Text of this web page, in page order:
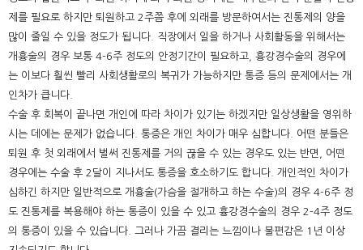
제를 필요로 하지만 퇴원하고 2주쯤 후에 외래를 방문하여서는 진통제의 양을
많이 줄일 수 있을 정도가 됩니다. 직장에서 일을 하거나 사회활동을 위해서는
개흉술의 경우 보통 4-6주 정도의 안정기간이 필요하고, 흉강경수술의 경우에
는 이보다 훨씬 빨리 사회생활로의 복귀가 가능하지만 통증 등의 문제에서는 개
인차가 큽니다.
수술 후 회복이 끝나면 개인에 따라 차이가 있기는 하겠지만 일상생활을 영위하
시는 데에는 문제가 없습니다. 통증은 개인 차이가 매우 심합니다. 어떤 분들은
퇴원 후 첫 외래에서 벌써 진통제를 거의 끊을 수 있는 경우도 있는 반면, 어떤
경우에는 수술 후 2달이 지나서도 통증을 호소하기도 합니다. 개인적인 차이가
심하긴 하지만 일반적으로 개흉술(가슴을 절개하고 하는 수술)의 경우 4-6주 정
도 진통제를 복용해야 하는 통증이 있을 수 있고 흉강경수술의 경우 2-4주 정도
의 통증이 있을 수 있습니다. 그러나 가끔 결리는 느낌이나 불편감은 1년 이상